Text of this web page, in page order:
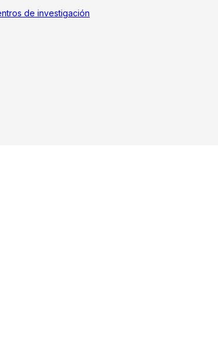
de investigación